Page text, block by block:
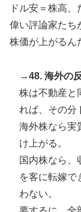
ドル安＝株高、
偉い評論家たち
株価が上がるん
→48. 海外の
株は不動産と
れば、その分
海外株なら実
け上がる。
国内株なら、
を客に転嫁で
わない。